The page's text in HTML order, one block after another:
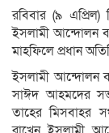
রবিবার (৯ এপ্রিল)
ইসলামী আন্দোলন
মাহফিলে প্রধান
ইসলামী আন্দোলন
সাঈদ আহমদের
তাহের মিসবাহর